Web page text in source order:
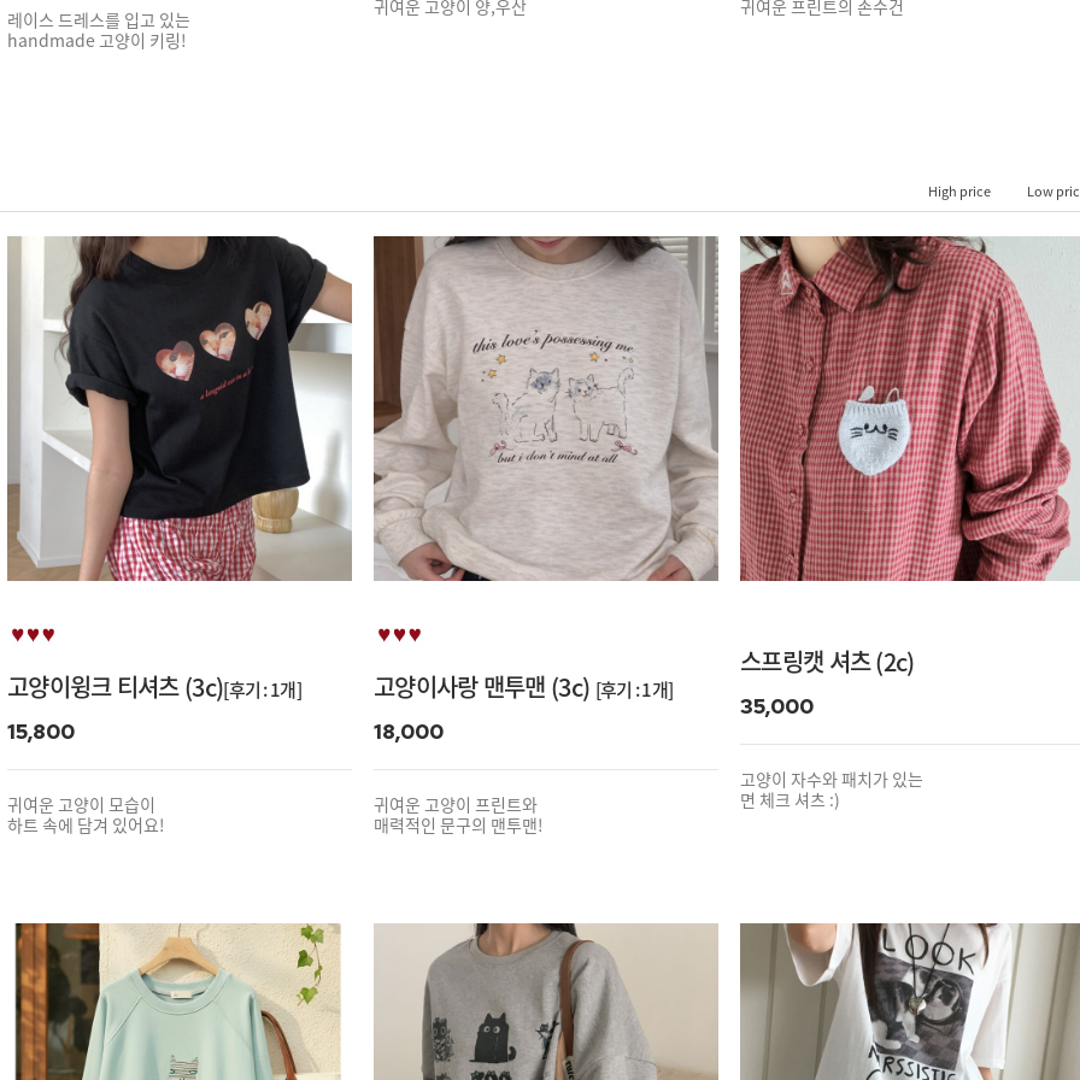
레이스 드레스를 입고 있는
handmade 고양이 키링!
귀여운 고양이 양,우산 귀여운 프린트의 손수건
High price Low
고양이윙크 티셔츠 (3c)[후기 : 1개]
15,800
귀여운 고양이 모습이
하트 속에 담겨 있어요!
고양이사랑 맨투맨 (3c) [후기 : 1개]
18,000
귀여운 고양이 프린트와
매력적인 문구의 맨투맨!
스프링캣 셔츠 (2c)
35,000
고양이 자수와 패치가 있는
면 체크 셔츠 :)